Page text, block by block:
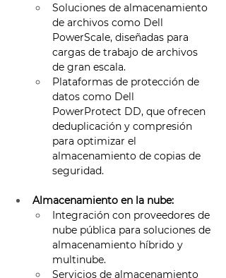
Soluciones de almacenamiento
de archivos como Dell
PowerScale, diseñadas para
cargas de trabajo de archivos
de gran escala.
Plataformas de protección de
datos como Dell
PowerProtect DD, que ofrecen
deduplicación y compresión
para optimizar el
almacenamiento de copias de
seguridad.
Almacenamiento en la nube:
Integración con proveedores de
nube pública para soluciones de
almacenamiento híbrido y
multinube.
Servicios de almacenamiento